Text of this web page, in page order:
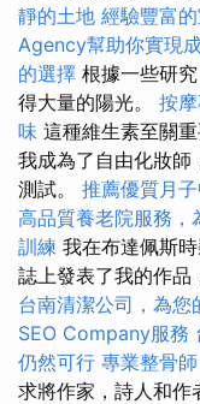
靜的土地 經驗豐富
Agency幫助你實現
的選擇 根據一些研
得大量的陽光。 按
味 這種維生素至關
我成為了自由化妝師
測試。 推薦優質月
高品質養老院服務，
訓練 我在布達佩斯
誌上發表了我的作品
台南清潔公司，為
SEO Company服務
仍然可行 專業整骨師
求將作家，詩人和作